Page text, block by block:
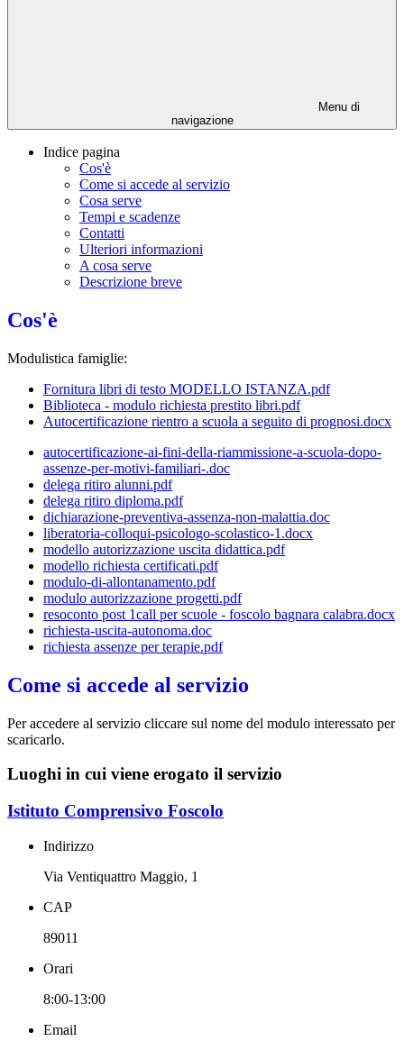
Menu di
navigazione
Indice pagina
Cos'è
Come si accede al servizio
Cosa serve
Tempi e scadenze
Contatti
Ulteriori informazioni
A cosa serve
Descrizione breve
Cos'è
Modulistica famiglie:
Fornitura libri di testo MODELLO ISTANZA.pdf
Biblioteca - modulo richiesta prestito libri.pdf
Autocertificazione rientro a scuola a seguito di prognosi.docx
autocertificazione-ai-fini-della-riammissione-a-scuola-dopo-
assenze-per-motivi-familiari-.doc
delega ritiro alunni.pdf
delega ritiro diploma.pdf
dichiarazione-preventiva-assenza-non-malattia.doc
liberatoria-colloqui-psicologo-scolastico-1.docx
modello autorizzazione uscita didattica.pdf
modello richiesta certificati.pdf
modulo-di-allontanamento.pdf
modulo autorizzazione progetti.pdf
resoconto post 1call per scuole - foscolo bagnara calabra.docx
richiesta-uscita-autonoma.doc
richiesta assenze per terapie.pdf
Come si accede al servizio
Per accedere al servizio cliccare sul nome del modulo interessato per
scaricarlo.
Luoghi in cui viene erogato il servizio
Istituto Comprensivo Foscolo
Indirizzo
Via Ventiquattro Maggio, 1
CAP
89011
Orari
8:00-13:00
Email